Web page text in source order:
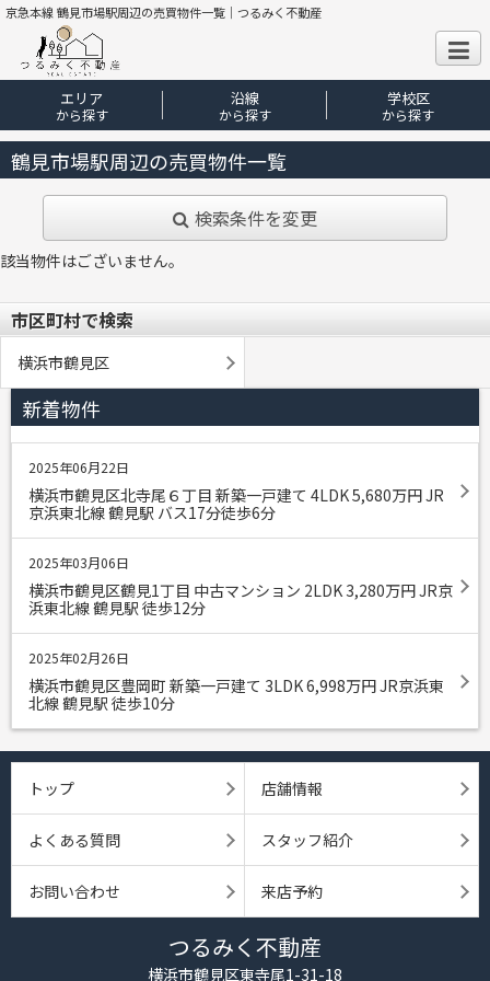
京急本線 鶴見市場駅周辺の売買物件一覧｜つるみく不動産
エリア
から探す
沿線
から探す
学校区
から探す
鶴見市場駅周辺の売買物件一覧
検索条件を変更
該当物件はございません。
市区町村で検索
横浜市鶴見区
新着物件
2025年06月22日
横浜市鶴見区北寺尾６丁目 新築一戸建て 4LDK 5,680万円JR
京浜東北線 鶴見駅 バス17分徒歩6分
2025年03月06日
横浜市鶴見区鶴見1丁目 中古マンション 2LDK 3,280万円JR京
浜東北線 鶴見駅 徒歩12分
2025年02月26日
横浜市鶴見区豊岡町 新築一戸建て 3LDK 6,998万円JR京浜東
北線 鶴見駅 徒歩10分
トップ 店舗情報
よくある質問 スタッフ紹介
お問い合わせ 来店予約
つるみく不動産
横浜市鶴見区東寺尾1-31-18